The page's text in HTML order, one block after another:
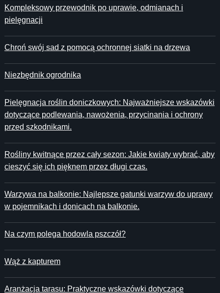
Kompleksowy przewodnik po uprawie, odmianach i
pielęgnacji
Chroń swój sad z pomocą ochronnej siatki na drzewa
Niezbędnik ogrodnika
Pielęgnacja roślin doniczkowych: Najważniejsze wskazówki
dotyczące podlewania, nawożenia, przycinania i ochrony
przed szkodnikami.
Rośliny kwitnące przez cały sezon: Jakie kwiaty wybrać, aby
cieszyć się ich pięknem przez długi czas.
Warzywa na balkonie: Najlepsze gatunki warzyw do uprawy
w pojemnikach i donicach na balkonie.
Na czym polega hodowla pszczół?
Wąż z kapturem
Aranżacja tarasu: Praktyczne wskazówki dotyczące